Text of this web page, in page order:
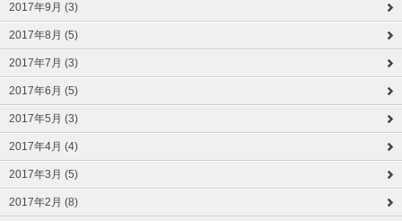
2017年9月 (3)
2017年8月 (5)
2017年7月 (3)
2017年6月 (5)
2017年5月 (3)
2017年4月 (4)
2017年3月 (5)
2017年2月 (8)